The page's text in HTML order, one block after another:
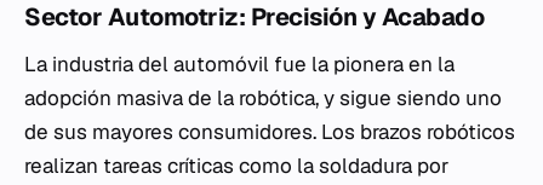
Sector Automotriz: Precisión y Acabado
La industria del automóvil fue la pionera en la
adopción masiva de la robótica, y sigue siendo uno
de sus mayores consumidores. Los brazos robóticos
realizan tareas críticas como la soldadura por